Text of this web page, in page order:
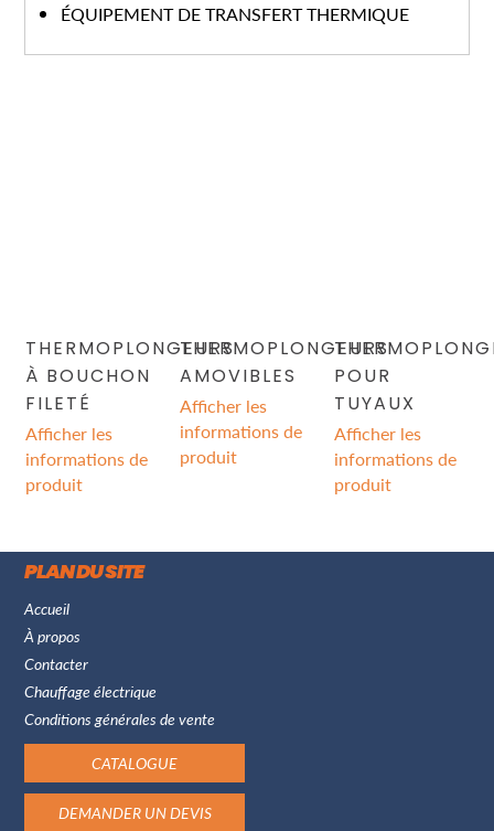
ÉQUIPEMENT DE TRANSFERT THERMIQUE
THERMOPLONGEURS
À BOUCHON
FILETÉ
Afficher les
informations de
produit
THERMOPLONGEURS
AMOVIBLES
Afficher les
informations de
produit
POUR
TUYAUX
Afficher les
informations de
produit
PLAN DU SITE
Accueil
À propos
Contacter
Chauffage électrique
Conditions générales de vente
CATALOGUE
DEMANDER UN DEVIS